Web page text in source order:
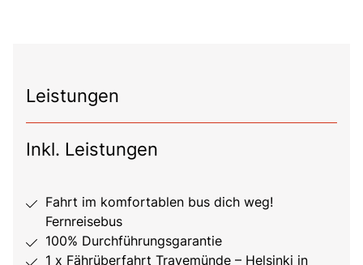
Leistungen
Inkl. Leistungen
Fahrt im komfortablen bus dich weg!
Fernreisebus
100% Durchführungsgarantie
1 x Fährüberfahrt Travemünde – Helsinki in